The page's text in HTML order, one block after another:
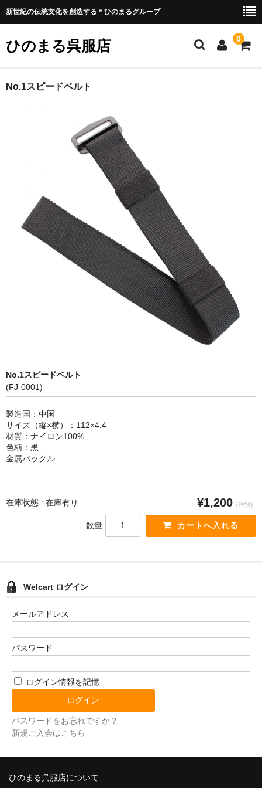
新世紀の伝統文化を創造する＊ひのまるグループ
ひのまる呉服店 0
ホーム
お好みプリント
お好みプリント 例1
ウェア類
バッグ類
No.1スピードベルト
No.1スピードベルト
(FJ-0001)
製造国：中国
サイズ（縦×横）：112×4.4
材質：ナイロン100%
色柄：黒
金属バックル
在庫状態 : 在庫有り ¥1,200 （税別）
数量
Welcart ログイン
メールアドレス
パスワード
ログイン情報を記憶
パスワードをお忘れですか？
新規ご入会はこちら
ひのまる呉服店について